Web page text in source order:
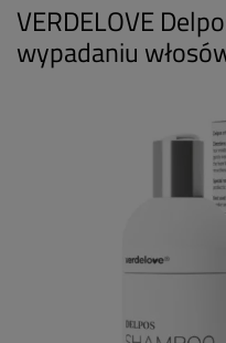
VERDELOVE
wypadaniu